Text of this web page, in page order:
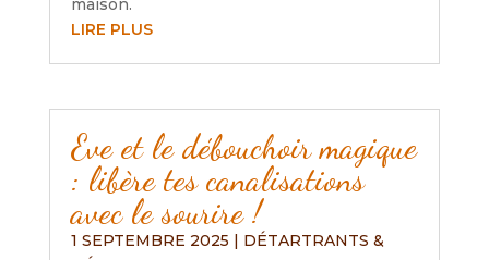
maison.
LIRE PLUS
Eve et le débouchoir magique
: libère tes canalisations
avec le sourire !
1 SEPTEMBRE 2025
DÉTARTRANTS &